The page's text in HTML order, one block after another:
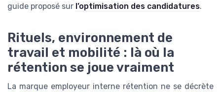
guide proposé sur l’optimisation des candidatures.
Rituels, environnement de
travail et mobilité : là où la
rétention se joue vraiment
La marque employeur interne rétention ne se décrète